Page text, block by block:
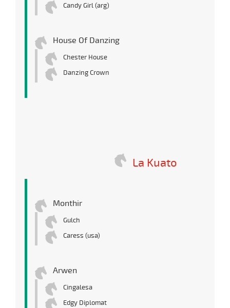
Candy Girl (arg)
House Of Danzing
Chester House
Danzing Crown
La Kuato
Monthir
Gulch
Caress (usa)
Arwen
Cingalesa
Edgy Diplomat